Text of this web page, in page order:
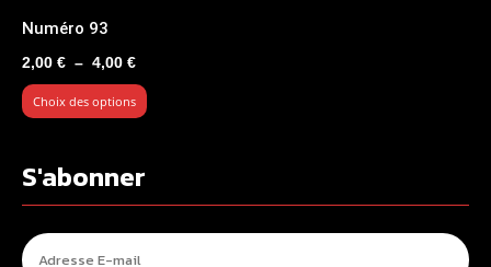
Numéro 93
2,00 € – 4,00 €Plage
de
prix :
4,00 €
Choix des options
S'abonner